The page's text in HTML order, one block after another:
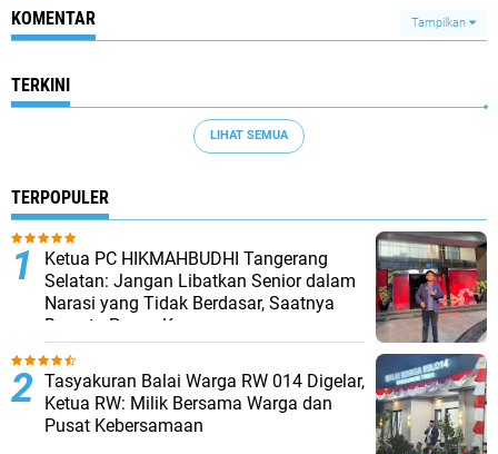
KOMENTAR Tampilkan
TERKINI
LIHAT SEMUA
TERPOPULER
Ketua PC HIKMAHBUDHI Tangerang
Selatan: Jangan Libatkan Senior dalam
Narasi yang Tidak Berdasar, Saatnya
Bersatu Pasca Kongres
Tasyakuran Balai Warga RW 014 Digelar,
Ketua RW: Milik Bersama Warga dan
Pusat Kebersamaan